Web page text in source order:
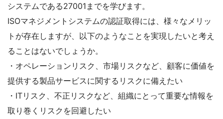
システムである27001までを学びます。
ISOマネジメントシステムの認証取得には、様々なメリッ
トが存在しますが、以下のようなことを実現したいと考え
ることはないでしょうか。
・オペレーションリスク、市場リスクなど、顧客に価値を
提供する製品サービスに関するリスクに備えたい
・ITリスク、不正リスクなど、組織にとって重要な情報を
取り巻くリスクを回避したい